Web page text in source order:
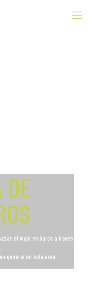
DE
el viaje en barco a través
general en esta área.